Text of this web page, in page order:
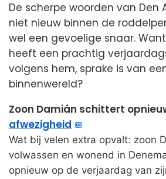
De scherpe woorden van Den
niet nieuw binnen de
wel een gevoelige snaar.
heeft een prachtig
volgens hem, sprake is van
binnenwereld?
Zoon Damián schittert
afwezigheid
Wat bij velen extra opvalt: zoon
volwassen en wonend in
opnieuw op de verjaardag van